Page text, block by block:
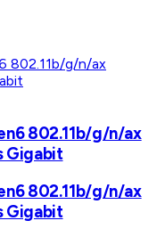
802.11b/g/n/ax
Gigabit
802.11b/g/n/ax
Gigabit